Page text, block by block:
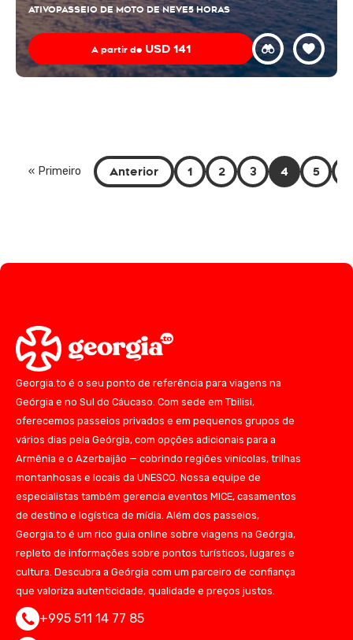
ATIVOPASSEIO DE MOTO DE NEVE5 HORAS
A partir de USD 141
« Primeiro Anterior 1 2 3 4 5
Georgia.to é o seu ponto de referência para viagens na
Geórgia e no Sul do Cáucaso. Com sede em Tbilisi,
oferecemos passeios privados e em pequenos grupos de
vários dias pela Geórgia, com opções adicionais para a
Armênia e o Azerbaijão — cobrindo regiões vinícolas, trilhas
montanhosas e locais da UNESCO. Nossa equipe de
especialistas também gerencia eventos MICE, casamentos
de destino e logística de mídia. Além dos passeios,
Georgia.to é um rico guia online sobre viagens na Geórgia,
repleto de informações sobre pontos turísticos, lugares e
cultura. Descubra a Geórgia com um parceiro de confiança
que valoriza autenticidade, qualidade e preços justos.
+995 511 14 77 85